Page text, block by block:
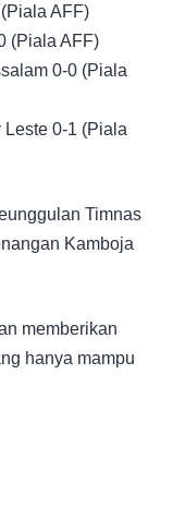
AFF)
(Piala AFF)
0-0 (Piala
0-1 (Piala
Timnas
Kamboja
memberikan
hanya mampu